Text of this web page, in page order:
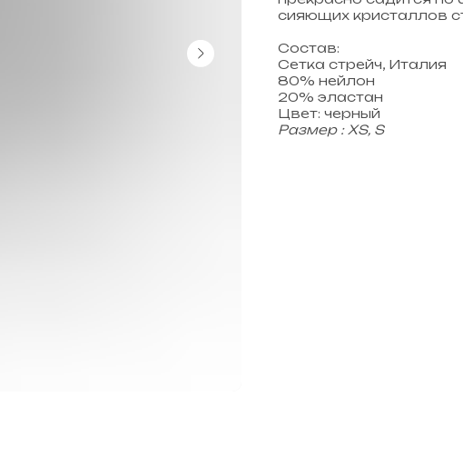
сияющих кристаллов
Состав:
Сетка стрейч, Италия
80% нейлон
20% эластан
Цвет: черный
Размер : XS, S